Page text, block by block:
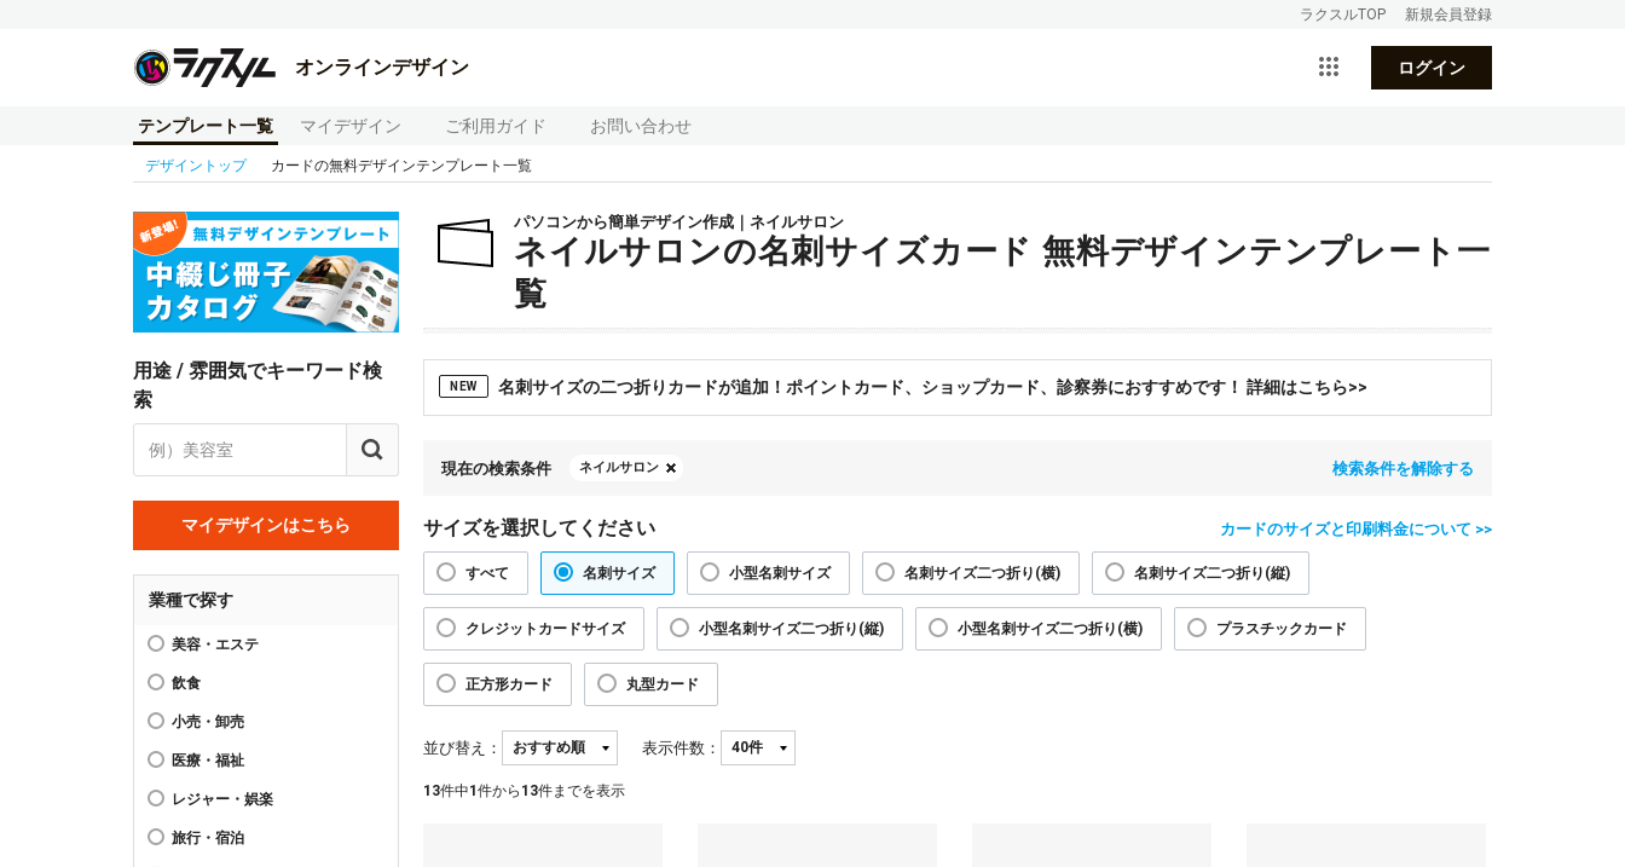
ラクスルTOP 新規会員登録
オンラインデザイン ログイン
テンプレート一覧 マイデザイン ご利用ガイド お問い合わせ
デザイントップ カードの無料デザインテンプレート一覧
用途 / 雰囲気でキーワード検
索
マイデザインはこちら
業種で探す
美容・エステ
飲食
小売・卸売
医療・福祉
レジャー・娯楽
旅行・宿泊
パソコンから簡単デザイン作成｜ネイルサロン
ネイルサロンの名刺サイズカード 無料デザインテンプレート一
覧
NEW 名刺サイズの二つ折りカードが追加！ポイントカード、ショップカード、診察券におすすめです！ 詳細はこちら>>
現在の検索条件 ネイルサロン 検索条件を解除する
サイズを選択してください カードのサイズと印刷料金について >>
すべて 名刺サイズ 小型名刺サイズ 名刺サイズ二つ折り(横) 名刺サイズ二つ折り(縦)
クレジットカードサイズ 小型名刺サイズ二つ折り(縦) 小型名刺サイズ二つ折り(横) プラスチックカード
正方形カード 丸型カード
並び替え： 表示件数：
13件中1 件から 13件までを表示